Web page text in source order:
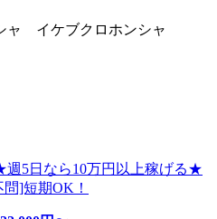
ャ イケブクロホンシャ
5日なら10万円以上稼げる★
]短期OK！